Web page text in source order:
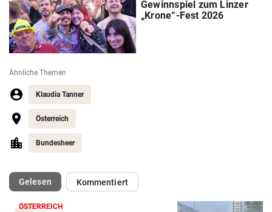
Gewinnspiel zum Linzer
„Krone“-Fest 2026
Ähnliche Themen
Klaudia Tanner
Österreich
Bundesheer
Gelesen(ausgewählt)Kommentiert
ÖSTERREICH